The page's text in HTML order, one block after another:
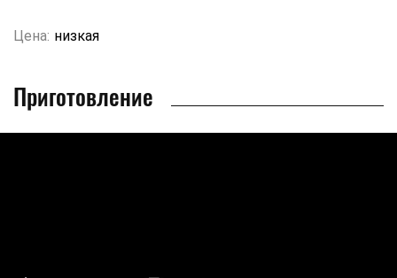
Цена: низкая
Приготовление